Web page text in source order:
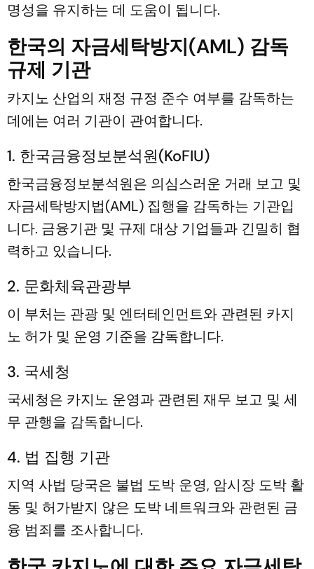
명성을 유지하는 데 도움이 됩니다.
한국의 자금세탁방지(AML) 감독
규제 기관
카지노 산업의 재정 규정 준수 여부를 감독하는
데에는 여러 기관이 관여합니다.
1. 한국금융정보분석원(KoFIU)
한국금융정보분석원은 의심스러운 거래 보고 및
자금세탁방지법(AML) 집행을 감독하는 기관입
니다. 금융기관 및 규제 대상 기업들과 긴밀히 협
력하고 있습니다.
2. 문화체육관광부
이 부처는 관광 및 엔터테인먼트와 관련된 카지
노 허가 및 운영 기준을 감독합니다.
3. 국세청
국세청은 카지노 운영과 관련된 재무 보고 및 세
무 관행을 감독합니다.
4. 법 집행 기관
지역 사법 당국은 불법 도박 운영, 암시장 도박 활
동 및 허가받지 않은 도박 네트워크와 관련된 금
융 범죄를 조사합니다.